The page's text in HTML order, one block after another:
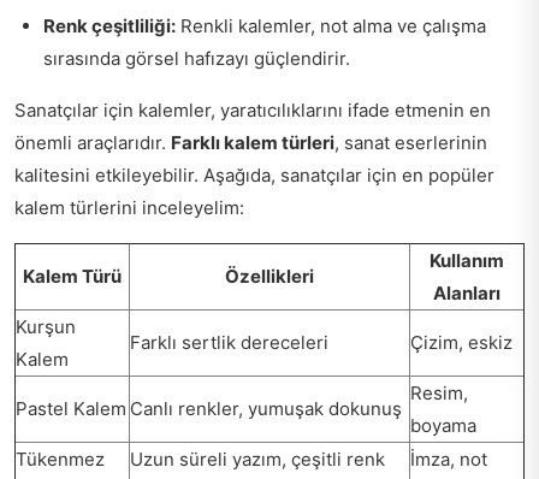
Renk çeşitliliği: Renkli kalemler, not alma ve çalışma
sırasında görsel hafızayı güçlendirir.
Sanatçılar için kalemler, yaratıcılıklarını ifade etmenin en
önemli araçlarıdır. Farklı kalem türleri, sanat eserlerinin
kalitesini etkileyebilir. Aşağıda, sanatçılar için en popüler
kalem türlerini inceleyelim:
Kalem Türü Özellikleri
Kullanım
Alanları
Kurşun
Kalem
Farklı sertlik dereceleri Çizim, eskiz
Pastel Kalem Canlı renkler, yumuşak dokunuş
Resim,
boyama
Tükenmez
Uzun süreli yazım, çeşitli renk
İmza, not